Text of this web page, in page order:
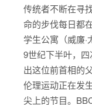
传统者不断在寻
命的步伐每日都
学生公寓（威廉·
9世纪下半叶，
出这位前首相的
伦理运动正在发
尖上的节目。